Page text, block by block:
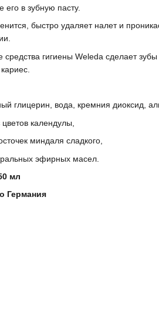
его в зубную пасту.
быстро удаляет налет и
средства гигиены Weleda сделает
глицерин, вода, кремния диоксид,
календулы,
миндаля сладкого,
эфирных масел.
мл
Германия